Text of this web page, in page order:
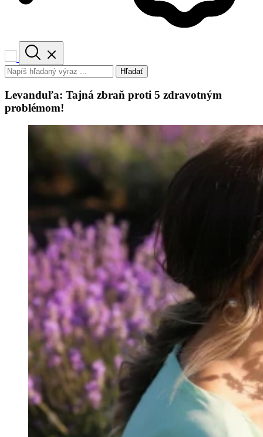
Hľadať
Levanduľa: Tajná zbraň proti 5 zdravotným
problémom!